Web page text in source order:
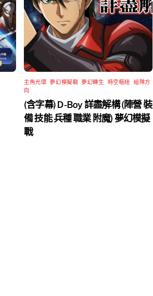
主角光環 ,夢幻模擬戰 ,夢幻轉生 時空樞紐 ,組隊方
向
(含字幕) D-Boy 詳盡解構 (陣營 裝
備 技能 兵種 職業 附魔) 夢幻模擬
戰